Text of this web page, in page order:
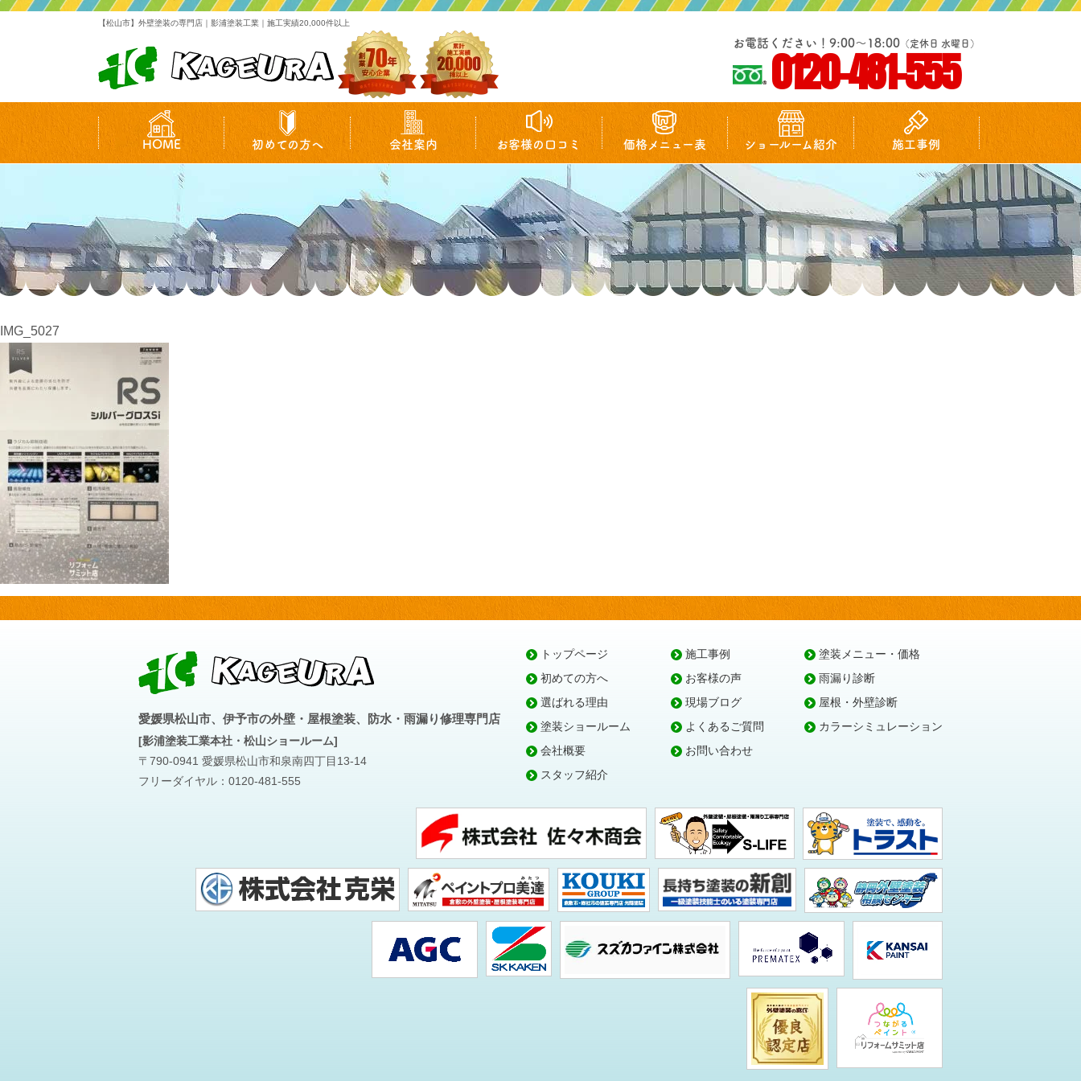
【松山市】外壁塗装の専門店｜影浦塗装工業｜施工実績20,000件以上
お電話ください！9:00～18:00 （定休日 水曜日）
0120-481-555
HOME 初めての方へ 会社案内 お客様の口コミ 価格メニュー表 ショールーム紹介 施工事例
IMG_5027
愛媛県松山市、伊予市の外壁・屋根塗装、防水・雨漏り修理専門店
[影浦塗装工業本社・松山ショールーム]
〒790-0941 愛媛県松山市和泉南四丁目13-14
フリーダイヤル： 0120-481-555
トップページ
初めての方へ
選ばれる理由
塗装ショールーム
会社概要
スタッフ紹介
施工事例
お客様の声
現場ブログ
よくあるご質問
お問い合わせ
塗装メニュー・価格
雨漏り診断
屋根・外壁診断
カラーシミュレーション